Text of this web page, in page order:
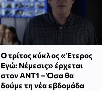
Ο τρίτος κύκλος «Έτερος
Εγώ: Νέμεσις» έρχεται
στον ΑΝΤ1 – Όσα θα
δούμε τη νέα εβδομάδα